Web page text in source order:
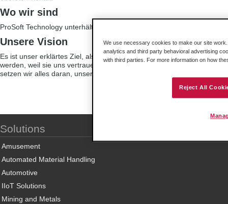
Wo wir sind
ProSoft Technology unterhält rund um den Globus regionale
Unsere Vision
Es ist unser erklärtes Ziel, als führender Anbieter von industriellen
werden, weil sie uns vertrauen und wissen, dass wir in der Lage
setzen wir alles daran, unseren mehrfach mit Preisen
Solutions
Amusement
Automated Material Handling
Automotive
IIoT Solutions
Mining and Metals
We use necessary cookies to make our site
analytics and third party behavioral advertising
with third parties. For more information on how
Reject All